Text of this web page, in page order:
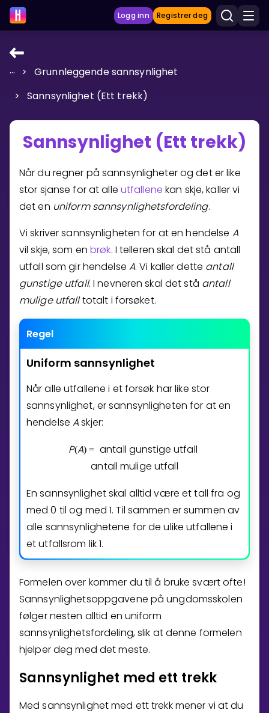
Logg inn Registrer deg
LÆRINGSVERKTØY
Læreplan
Vis mer
SPILL
Gangetabellen
Junior Matte
Vis mer
Bestill privatundervisning
LÆREPLAN
Velg læreplan
... >
Grunnleggende sannsynlighet
>
Sannsynlighet (Ett trekk)
Sannsynlighet (Ett trekk)
Når du regner på sannsynligheter og det er like
stor sjanse for at alle utfallene kan skje, kaller vi
det en uniform sannsynlighetsfordeling.
Vi skriver sannsynligheten for at en hendelse A
vil skje, som enbrøk. I telleren skal det stå antall
utfall som gir hendelse A. Vi kaller dette antall
gunstige utfall. I nevneren skal det stå antall
mulige utfalltotalt i forsøket.
Regel
Uniform sannsynlighet
Når alle utfallene i et forsøk har like stor
sannsynlighet, er sannsynligheten for at en
hendelseAskjer:
P(A) = antall gunstige utfall
antall mulige utfall
En sannsynlighet skal alltid være et tall fra og
med0 til og med1. Til sammen er summen av
alle sannsynlighetene for de ulike utfallene i
et utfallsrom lik1.
Formelen over kommer du til å bruke svært ofte!
Sannsynlighetsoppgavene på ungdomsskolen
følger nesten alltid en uniform
sannsynlighetsfordeling, slik at denne formelen
hjelper deg med det meste.
Sannsynlighet med ett trekk
Med sannsynlighet med ett trekk mener vi at du